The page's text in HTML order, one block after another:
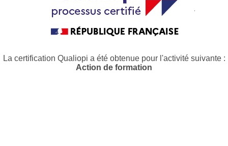
La certification Qualiopi a été obtenue pour l'activité suivante :
Action de formation